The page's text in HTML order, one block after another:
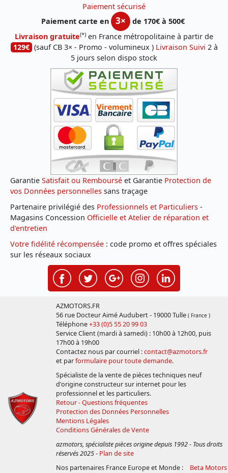
Paiement sécurisé
Paiement carte en
3×
de 170€ à 500€
Livraison gratuite(*) en France métropolitaine à partir de
129€ (sauf CB 3× - Promo - volumineux ) Livraison Suivi 2 à
5 jours selon dispo stock
Garantie Satisfait ou Remboursé et Garantie Protection de
vos Données personnelles sans traçage
Partenaire privilégié des Professionnels et Particuliers -
Magasins Concession Officielle et Atelier de réparation et
d'entretien
Votre fidélité récompensée : code promo et offres spéciales
sur les réseaux sociaux
AZMOTORS.FR
56 rue Docteur Aimé Audubert - 19000 Tulle ( France )
Téléphone+33 (0)5 55 20 99 03
Service Client (mardi à samedi) : 10h00 à 12h00, puis
17h00 à 19h00
Contactez nous par courriel :contact@azmotors.fr
et parformulaire pour toute demande.
Spécialiste de la vente de pièces techniques neuf
d'origine constructeur sur internet pour les
professionnel et les particuliers.
Retour - Questions fréquentes
Protection des Données Personnelles
Mentions Légales
Conditions Générales de Vente
azmotors, spécialiste pièces origine depuis 1992 - Tous droits
réservés 2025- Plan de site
Nos partenaires France Europe et Monde :
Beta Motors